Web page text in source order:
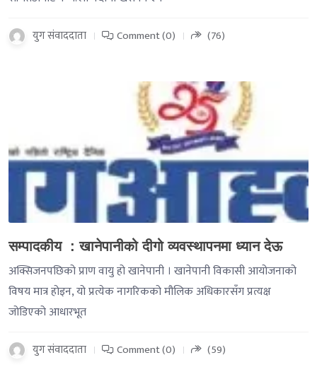
युग संवाददाता Comment (0) (76)
सम्पादकीय : खानेपानीको दीगो व्यवस्थापनमा ध्यान देऊ
अक्सिजनपछिको प्राण वायु हो खानेपानी । खानेपानी विकासी आयोजनाको
विषय मात्र होइन, यो प्रत्येक नागरिकको मौलिक अधिकारसँग प्रत्यक्ष
जोडिएको आधारभूत
युग संवाददाता Comment (0) (59)